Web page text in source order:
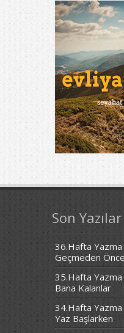
Son Yazılar
36.Hafta Yazma
Geçmeden Önce
35.Hafta Yazma
Bana Kalanlar
34.Hafta Yazma
Yaz Başlarken